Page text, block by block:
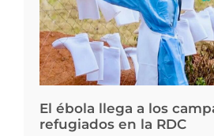
El ébola llega a los
refugiados en la RDC